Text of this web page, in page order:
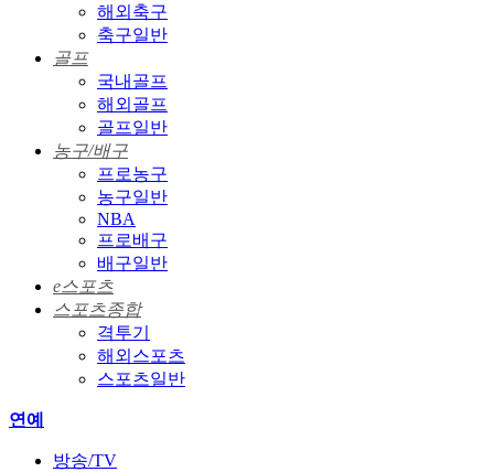
해외축구
축구일반
골프
국내골프
해외골프
골프일반
농구/배구
프로농구
농구일반
NBA
프로배구
배구일반
e스포츠
스포츠종합
격투기
해외스포츠
스포츠일반
연예
방송/TV